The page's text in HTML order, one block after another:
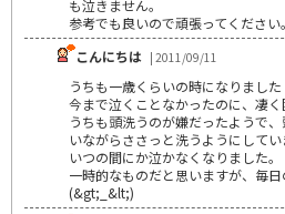
も泣きません。
参考でも良いので頑張ってください。
こんにちは | 2011/09/11
うちも一歳くらいの時になりました
今まで泣くことなかったのに、凄く
うちも頭洗うのが嫌だったようで
いながらささっと洗うようにしてい
いつの間にか泣かなくなりました。
一時的なものだと思いますが、毎
(&gt;_&lt;)